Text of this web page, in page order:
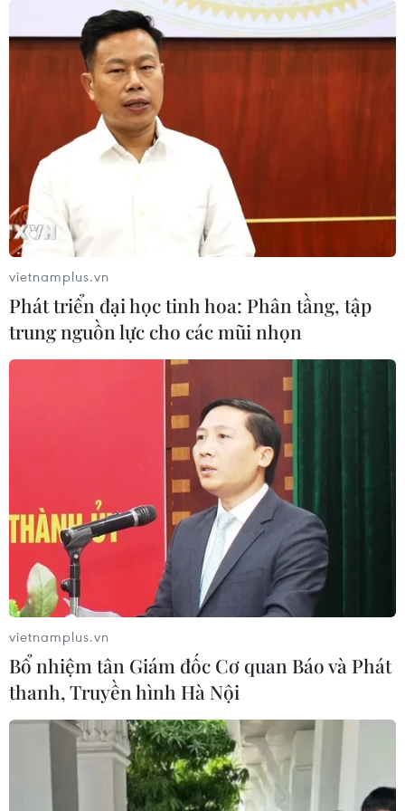
#Việt Nam-Hàn Quốc
#Thủ tướng Nguyễn Xuân Phúc
#Nhà đầu tư Hàn Quốc
#Tọa đàm Hàn Quốc
TIN LIÊN QUAN
vietnamplus.vn
Phát triển đại học tinh hoa: Phân tầng, tập
trung nguồn lực cho các mũi nhọn
vietnamplus.vn
Bổ nhiệm tân Giám đốc Cơ quan Báo và Phát
thanh, Truyền hình Hà Nội